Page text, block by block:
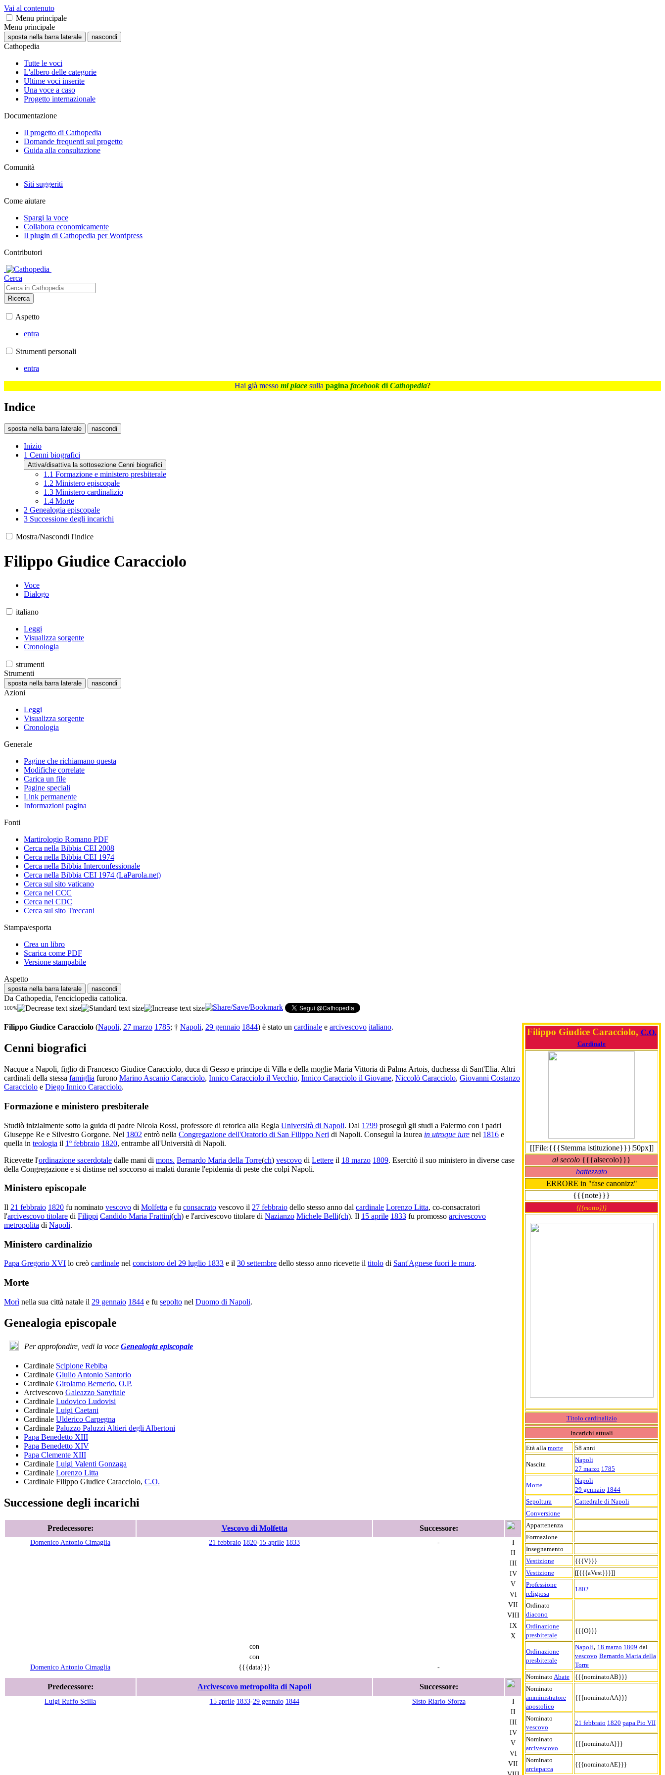
Vai al contenuto
Menu principale
Menu principale
sposta nella barra laterale nascondi
Cathopedia
Tutte le voci
L'albero delle categorie
Ultime voci inserite
Una voce a caso
Progetto internazionale
Documentazione
Il progetto di Cathopedia
Domande frequenti sul progetto
Guida alla consultazione
Comunità
Siti suggeriti
Come aiutare
Spargi la voce
Collabora economicamente
Il plugin di Cathopedia per Wordpress
Contributori
Cerca
Ricerca
Aspetto
entra
Strumenti personali
entra
Hai già messo mi piace sulla pagina facebook di Cathopedia?
Indice
sposta nella barra laterale nascondi
Inizio
1 Cenni biografici
Attiva/disattiva la sottosezione Cenni biografici
1.1 Formazione e ministero presbiterale
1.2 Ministero episcopale
1.3 Ministero cardinalizio
1.4 Morte
2 Genealogia episcopale
3 Successione degli incarichi
Mostra/Nascondi l'indice
Filippo Giudice Caracciolo
Voce
Dialogo
italiano
Leggi
Visualizza sorgente
Cronologia
strumenti
Strumenti
sposta nella barra laterale nascondi
Azioni
Leggi
Visualizza sorgente
Cronologia
Generale
Pagine che richiamano questa
Modifiche correlate
Carica un file
Pagine speciali
Link permanente
Informazioni pagina
Fonti
Martirologio Romano PDF
Cerca nella Bibbia CEI 2008
Cerca nella Bibbia CEI 1974
Cerca nella Bibbia Interconfessionale
Cerca nella Bibbia CEI 1974 (LaParola.net)
Cerca sul sito vaticano
Cerca nel CCC
Cerca nel CDC
Cerca sul sito Treccani
Stampa/esporta
Crea un libro
Scarica come PDF
Versione stampabile
Aspetto
sposta nella barra laterale nascondi
Da Cathopedia, l'enciclopedia cattolica.
100%
Filippo Giudice Caracciolo, C.O.
Cardinale
[[File:{{{Stemma istituzione}}}|50px]]
al secolo {{{alsecolo}}}
battezzato
ERRORE in "fase canonizz"
{{{note}}}
{{{motto}}}
Titolo cardinalizio
Incarichi attuali
Età alla morte 58 anni
Nascita
Napoli
27 marzo 1785
Morte
Napoli
29 gennaio 1844
Sepoltura
Cattedrale di Napoli
Conversione
Appartenenza
Formazione
Insegnamento
Vestizione
{{{V}}}
Vestizione
[[{{{aVest}}}]]
Professione
religiosa
1802
Ordinato
diacono
Ordinazione
presbiterale
{{{O}}}
Ordinazione
presbiterale
Napoli, 18 marzo 1809 dal
vescovo Bernardo Maria della
Torre
Nominato Abate
{{{nominatoAB}}}
Nominato
amministratore
apostolico
{{{nominatoAA}}}
Nominato
vescovo
21 febbraio 1820 papa Pio VII
Nominato
arcivescovo
{{{nominatoA}}}
Nominato
arcieparca
{{{nominatoAE}}}
Filippo Giudice Caracciolo (Napoli, 27 marzo 1785; † Napoli, 29 gennaio 1844) è stato un cardinale e arcivescovo italiano.
Cenni biografici
Nacque a Napoli, figlio di Francesco Giudice Caracciolo, duca di Gesso e principe di Villa e della moglie Maria Vittoria di Palma Artois, duchessa di Sant'Elia. Altri
cardinali della stessa famiglia furono Marino Ascanio Caracciolo, Innico Caracciolo il Vecchio, Innico Caracciolo il Giovane, Niccolò Caracciolo, Giovanni Costanzo
Caracciolo e Diego Innico Caracciolo.
Formazione e ministero presbiterale
Studiò inizialmente sotto la guida di padre Nicola Rossi, professore di retorica alla Regia Università di Napoli. Dal 1799 proseguì gli studi a Palermo con i padri
Giuseppe Re e Silvestro Gorgone. Nel 1802 entrò nella Congregazione dell'Oratorio di San Filippo Neri di Napoli. Conseguì la laurea in utroque iure nel 1816 e
quella in teologia il 1º febbraio 1820, entrambe all'Università di Napoli.
Ricevette l'ordinazione sacerdotale dalle mani di mons. Bernardo Maria della Torre(ch) vescovo di Lettere il 18 marzo 1809. Esercitò il suo ministero in diverse case
della Congregazione e si distinse nel soccorso ai malati durante l'epidemia di peste che colpì Napoli.
Ministero episcopale
Il 21 febbraio 1820 fu nominato vescovo di Molfetta e fu consacrato vescovo il 27 febbraio dello stesso anno dal cardinale Lorenzo Litta, co-consacratori
l'arcivescovo titolare di Filippi Candido Maria Frattini(ch) e l'arcivescovo titolare di Nazianzo Michele Belli(ch). Il 15 aprile 1833 fu promosso arcivescovo
metropolita di Napoli.
Ministero cardinalizio
Papa Gregorio XVI lo creò cardinale nel concistoro del 29 luglio 1833 e il 30 settembre dello stesso anno ricevette il titolo di Sant'Agnese fuori le mura.
Morte
Morì nella sua città natale il 29 gennaio 1844 e fu sepolto nel Duomo di Napoli.
Genealogia episcopale
Per approfondire, vedi la voce Genealogia episcopale
Cardinale Scipione Rebiba
Cardinale Giulio Antonio Santorio
Cardinale Girolamo Bernerio, O.P.
Arcivescovo Galeazzo Sanvitale
Cardinale Ludovico Ludovisi
Cardinale Luigi Caetani
Cardinale Ulderico Carpegna
Cardinale Paluzzo Paluzzi Altieri degli Albertoni
Papa Benedetto XIII
Papa Benedetto XIV
Papa Clemente XIII
Cardinale Luigi Valenti Gonzaga
Cardinale Lorenzo Litta
Cardinale Filippo Giudice Caracciolo, C.O.
Successione degli incarichi
Predecessore: Vescovo di Molfetta Successore:
Domenico Antonio Cimaglia 21 febbraio 1820-15 aprile 1833 -
I
II
III
IV
V
VI
VII
VIII
IX
X
con
con
Domenico Antonio Cimaglia
{{{data}}} -
Predecessore: Arcivescovo metropolita di Napoli Successore:
Luigi Ruffo Scilla 15 aprile 1833-29 gennaio 1844 Sisto Riario Sforza
I
II
III
IV
V
VI
VII